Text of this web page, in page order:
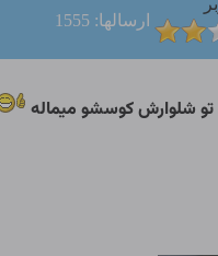
ارسالها: 1555
شلوارش کوسشو میماله